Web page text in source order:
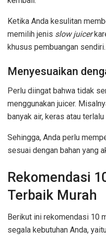
Ketika Anda kesulitan
memilih jenis slow juicer
khusus pembuangan sendiri.
Menyesuaikan
Perlu diingat bahwa tidak
menggunakan juicer.
banyak air, keras atau
Sehingga, Anda perlu
sesuai dengan bahan yang
Rekomendasi
Terbaik Murah
Berikut ini rekomendasi 10
segala kebutuhan Anda,